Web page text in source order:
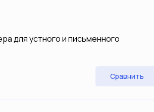
для устного и письменного
Сравнить